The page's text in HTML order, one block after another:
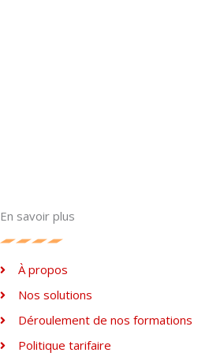
En savoir plus
À propos
Nos solutions
Déroulement de nos formations
Politique tarifaire